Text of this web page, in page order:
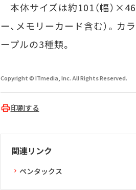
本体サイズは約101（幅）
ー、メモリーカード含む）。カ
ープルの3種類。
Copyright © ITmedia, Inc. All Rights Reserved.
印刷する
関連リンク
ペンタックス